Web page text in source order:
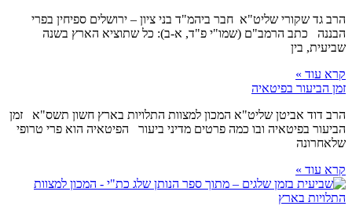
הרב גד שקורי שליט"א חבר ביהמ"ד בני ציון – ירושלים ספיחין בפרי
הבננה כתב הרמב"ם (שמו"י פ"ד, א-ב): כל שתוציא הארץ בשנה
שביעית, בין
קרא עוד »
זמן הביעור בפיטאיה
הרב דוד אביטן שליט"א המכון למצוות התלויות בארץ חשון תשס"א זמן
הביעור בפיטאיה ובו כמה פרטים מדיני ביעור הפיטאיה הוא פרי טרופי
שלאחרונה
קרא עוד »